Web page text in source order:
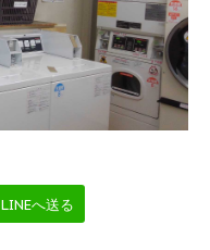
LINEへ送る